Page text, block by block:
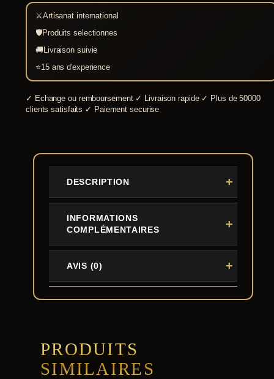
Damas
⚔Artisanat international
🛡Produits selectionnes
🚚Livraison suivie
⭐15 ans d'experience
✓ Echange ou remboursement ✓ Livraison rapide ✓ Plus de 50000
clients satisfaits ✓ Paiement securise
DESCRIPTION
INFORMATIONS
COMPLÉMENTAIRES
AVIS (0)
PRODUITS
SIMILAIRES